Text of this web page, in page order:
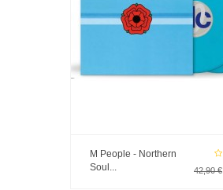
M People - Northern
Soul...
42,90 €